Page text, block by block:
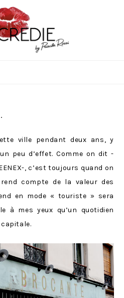
ville pendant deux ans, y
peu d’effet. Comme on dit -
, c’est toujours quand on
compte de la valeur des
en mode « touriste » sera
à mes yeux qu’un quotidien